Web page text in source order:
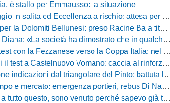
è stallo per Emmausso: la situazione
ed Eccellenza a rischio: attesa per i fondi e l'ipotesi Promozione
la Dolomiti Bellunesi: preso Racine Ba a titolo definitivo
«La società ha dimostrato che in qualche giorno...»
la Fezzanese verso la Coppa Italia: nel mirino la sfida con la Torres
Vomano: caccia al rinforzo in attacco tra Giampaolo e Palma
dal triangolare del Pinto: battuta l'Ischia, ora c'è il Cassino prima della Coppa
emergenza portieri, rebus Di Nardo e le manovre del ds Foggia
sono venuto perché sapevo già tutto»: la carica di Nesta al popolo irpino